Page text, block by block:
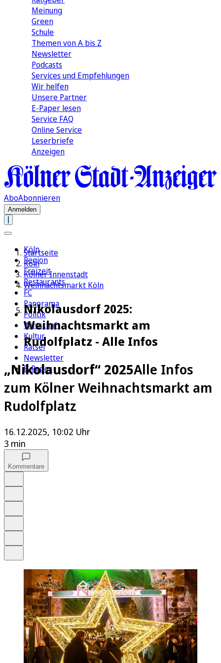
Meinung
Green
Schule
Themen von A bis Z
Newsletter
Podcasts
Services und Empfehlungen
Wir helfen
Unsere Partner
E-Paper lesen
Service FAQ
Online Service
Leserbriefe
Anzeigen
AboAbonnieren
Anmelden
Köln
Region
Freizeit
Restaurants
FC
Panorama
Politik
Wirtschaft
Kultur
Rätsel
Newsletter
E-Paper
Startseite
Köln
Kölner Innenstadt
Weihnachtsmarkt Köln
Nikolausdorf 2025:
Weihnachtsmarkt am
Rudolfplatz - Alle Infos
„Nikolausdorf“ 2025Alle Infos
zum Kölner Weihnachtsmarkt am
Rudolfplatz
16.12.2025, 10:02 Uhr
3 min
Kommentare